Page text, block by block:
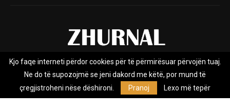
Rreth nesh Impresumi Marketing
Privacy Policy
Zhurnal.mk është Agjenci e Lajmeve e pavarur, e themeluar në vitin
Kjo faqe interneti përdor cookies për të përmirësuar përvojën tuaj.
Ne do të supozojmë se jeni dakord me këtë, por mund të
çregjistroheni nëse dëshironi.
Pranoj Lexo më tepër